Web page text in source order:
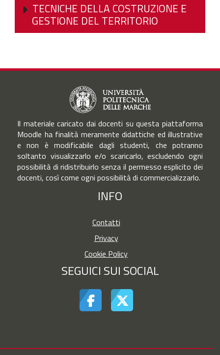
TECNICHE DELLA COSTRUZIONE E
GESTIONE DEL TERRITORIO
Il materiale caricato dai docenti su questa piattaforma
Moodle ha finalità meramente didattiche ed illustrative
e non è modificabile dagli studenti, che potranno
soltanto visualizzarlo e/o scaricarlo, escludendo ogni
possibilità di ridistribuirlo senza il permesso esplicito dei
docenti, così come ogni possibilità di commercializzarlo.
INFO
Contatti
Privacy
Cookie Policy
SEGUICI SUI SOCIAL